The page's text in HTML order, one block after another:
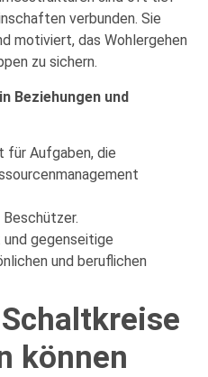
verbunden. Sie
motiviert, das Wohlergehen
zu sichern.
Beziehungen und
für Aufgaben, die
gegenseitige
und beruflichen
können